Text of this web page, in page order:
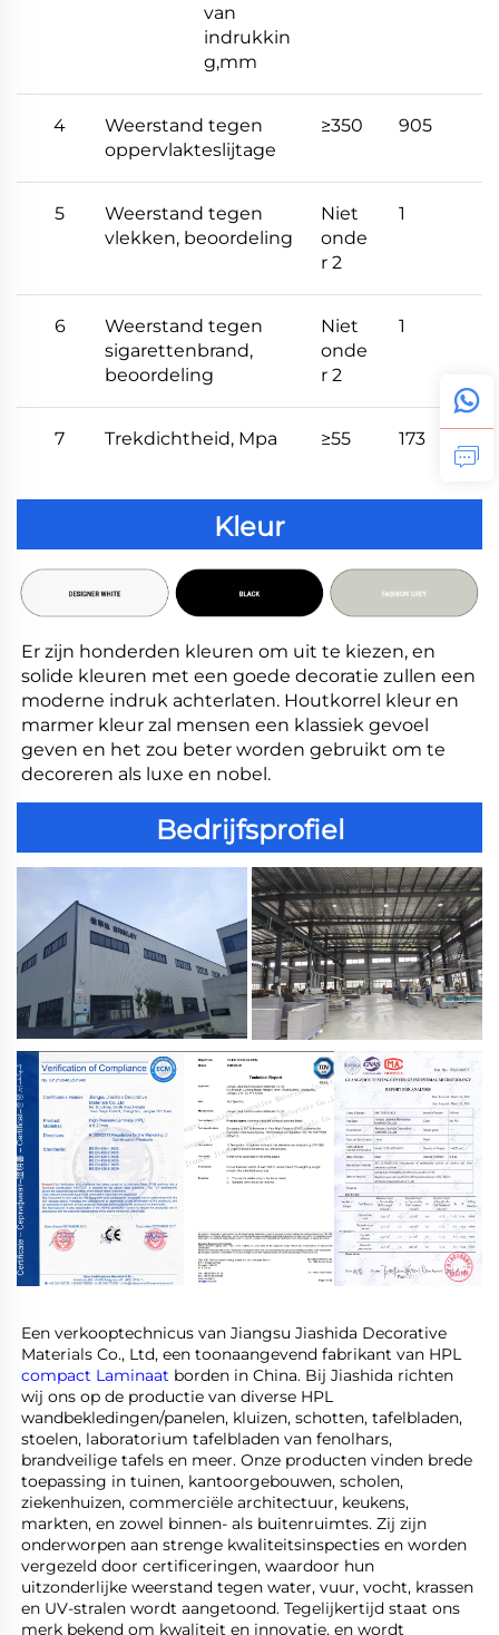
van
indrukkin
g,mm
4
Weerstand tegen
oppervlakteslijtage
≥350 905
5
Weerstand tegen
vlekken, beoordeling
Niet
onde
r 2
1
6
Weerstand tegen
sigarettenbrand,
beoordeling
Niet
onde
r 2
1
7 Trekdichtheid, Mpa ≥55 173
Kleur
Er zijn honderden kleuren om uit te kiezen, en
solide kleuren met een goede decoratie zullen een
moderne indruk achterlaten. Houtkorrel kleur en
marmer kleur zal mensen een klassiek gevoel
geven en het zou beter worden gebruikt om te
decoreren als luxe en nobel.
Bedrijfsprofiel
Een verkooptechnicus van Jiangsu Jiashida Decorative
Materials Co., Ltd, een toonaangevend fabrikant van HPL
compact Laminaat borden in China. Bij Jiashida richten
wij ons op de productie van diverse HPL
wandbekledingen/panelen, kluizen, schotten, tafelbladen,
stoelen, laboratorium tafelbladen van fenolhars,
brandveilige tafels en meer. Onze producten vinden brede
toepassing in tuinen, kantoorgebouwen, scholen,
ziekenhuizen, commerciële architectuur, keukens,
markten, en zowel binnen- als buitenruimtes. Zij zijn
onderworpen aan strenge kwaliteitsinspecties en worden
vergezeld door certificeringen, waardoor hun
uitzonderlijke weerstand tegen water, vuur, vocht, krassen
en UV-stralen wordt aangetoond. Tegelijkertijd staat ons
merk bekend om kwaliteit en innovatie, en wordt